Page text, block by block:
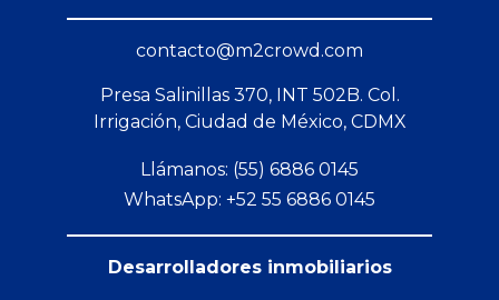
contacto@m2crowd.com
Presa Salinillas 370, INT 502B. Col.
Irrigación, Ciudad de México, CDMX
Llámanos: (55) 6886 0145
WhatsApp: +52 55 6886 0145
Desarrolladores inmobiliarios